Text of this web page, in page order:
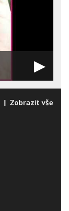
| Zobrazit vše